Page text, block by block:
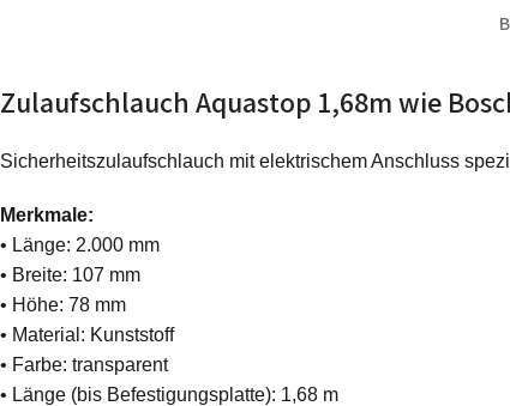
Zulaufschlauch Aquastop 1,68m wie
Sicherheitszulaufschlauch mit elektrischem Anschluss
Merkmale:
• Länge: 2.000 mm
• Breite: 107 mm
• Höhe: 78 mm
• Material: Kunststoff
• Farbe: transparent
• Länge (bis Befestigungsplatte): 1,68 m